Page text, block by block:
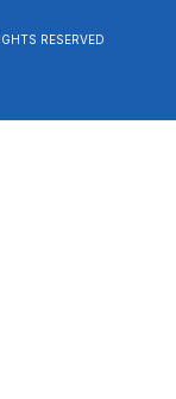
RESERVED